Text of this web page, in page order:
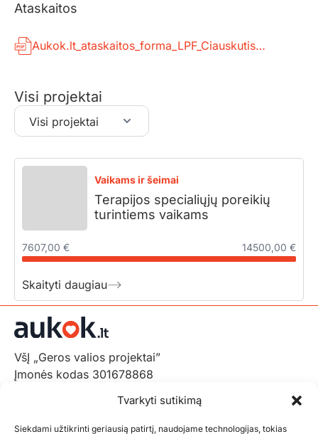
Tvarkyti sutikimą
Siekdami užtikrinti geriausią patirtį, naudojame technologijas, tokias
Ataskaitos
Aukok.lt_ataskaitos_forma_LPF_Ciauskutis_signed.pdf
Visi projektai
Visi projektai
Vaikams ir šeimai
Terapijos specialiųjų poreikių
turintiems vaikams
7607,00 € 14500,00 €
Skaityti daugiau
VšĮ „Geros valios projektai”
Įmonės kodas 301678868
LT-01103 Vilnius, Lietuva